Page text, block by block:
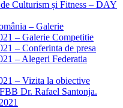
Culturism și Fitness – DAY
– Galerie
– Galerie Competitie
– Conferinta de presa
– Alegeri Federatia
– Vizita la obiective
Dr. Rafael Santonja.